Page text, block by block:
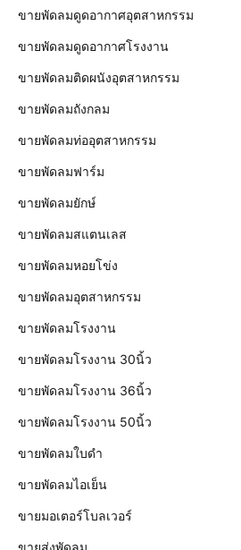
ขายพัดลมดูดอากาศอุตสาหกรรม
ขายพัดลมดูดอากาศโรงงาน
ขายพัดลมติดผนังอุตสาหกรรม
ขายพัดลมถังกลม
ขายพัดลมท่ออุตสาหกรรม
ขายพัดลมฟาร์ม
ขายพัดลมยักษ์
ขายพัดลมสแตนเลส
ขายพัดลมหอยโข่ง
ขายพัดลมอุตสาหกรรม
ขายพัดลมโรงงาน
ขายพัดลมโรงงาน 30นิ้ว
ขายพัดลมโรงงาน 36นิ้ว
ขายพัดลมโรงงาน 50นิ้ว
ขายพัดลมใบดำ
ขายพัดลมไอเย็น
ขายมอเตอร์โบลเวอร์